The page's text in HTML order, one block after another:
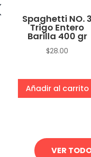
Spaghetti NO. 3
Trigo Entero
Barilla 400 gr
$28.00
Añadir al carrito
VER